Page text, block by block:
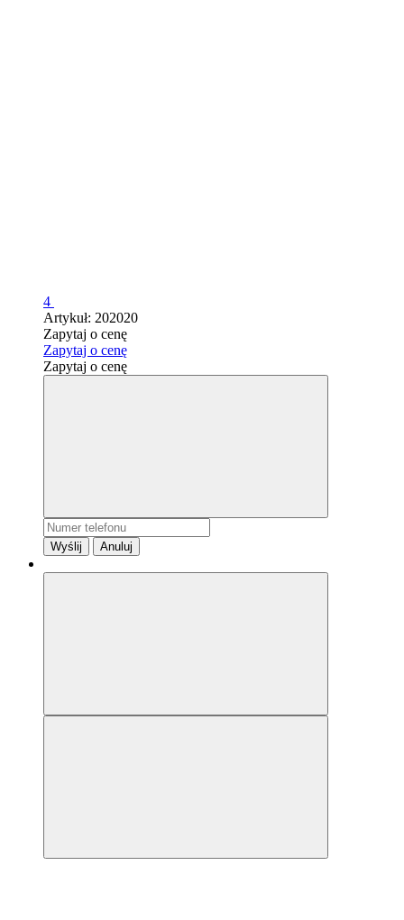
4
Artykuł: 202020
Zapytaj o cenę
Zapytaj o cenę
Zapytaj o cenę
Wyślij Anuluj